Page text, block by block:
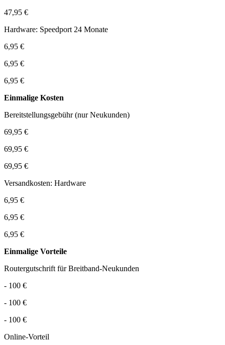
47,95 €
Hardware: Speedport 24 Monate
6,95 €
6,95 €
6,95 €
Einmalige Kosten
Bereitstellungsgebühr (nur Neukunden)
69,95 €
69,95 €
69,95 €
Versandkosten: Hardware
6,95 €
6,95 €
6,95 €
Einmalige Vorteile
Routergutschrift für Breitband-Neukunden
- 100 €
- 100 €
- 100 €
Online-Vorteil